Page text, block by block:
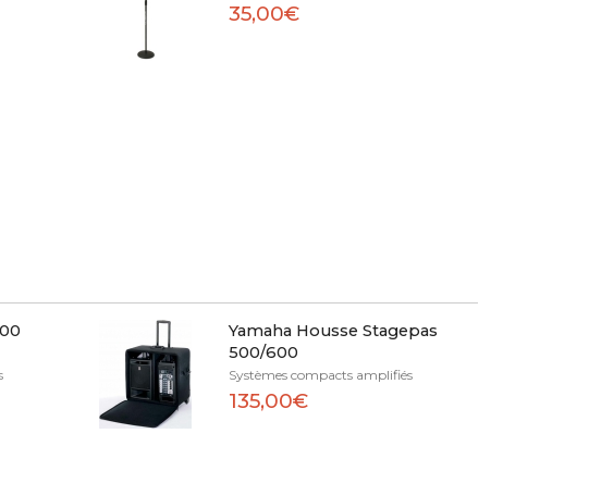
35,00€
Yamaha Housse Stagepas
500/600
Systèmes compacts amplifiés
135,00€